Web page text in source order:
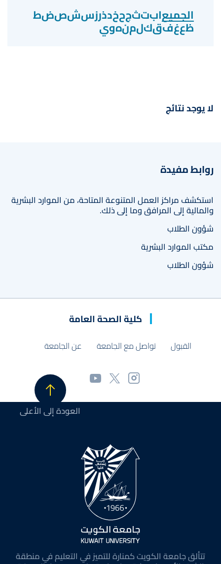
الجميعابتثجحخدذرزسشصضط
ظعغفقكلمنهوي
لا يوجد نتائج
روابط مفيدة
استكشف مراكز العمل المتنوعة المتاحة، من الموارد البشرية
والمالية إلى المرافق وما إلى ذلك.
شؤون الطلاب
مكتب الموارد البشرية
شؤون الطلاب
كلية الصحة العامة
القبول تواصل مع الجامعة عن الجامعة
العودة إلى الأعلى
تتألق جامعة الكويت كمنارة للتميز في التعليم في منطقة